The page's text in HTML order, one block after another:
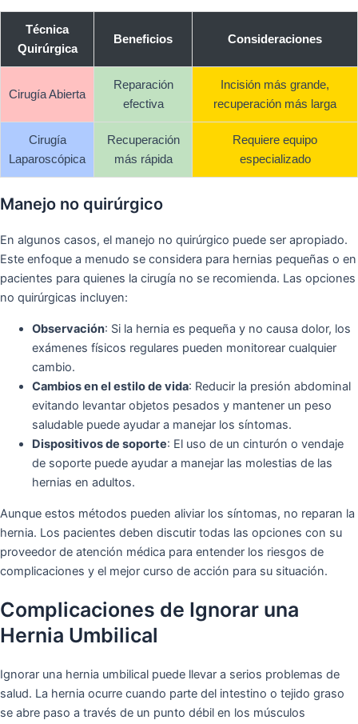
Técnica
Quirúrgica
Beneficios Consideraciones
Cirugía Abierta
Reparación
efectiva
Incisión más grande,
recuperación más larga
Cirugía
Laparoscópica
Recuperación
más rápida
Requiere equipo
especializado
Manejo no quirúrgico
En algunos casos, el manejo no quirúrgico puede ser apropiado.
Este enfoque a menudo se considera para hernias pequeñas o en
pacientes para quienes la cirugía no se recomienda. Las opciones
no quirúrgicas incluyen:
Observación: Si la hernia es pequeña y no causa dolor, los
exámenes físicos regulares pueden monitorear cualquier
cambio.
Cambios en el estilo de vida: Reducir la presión abdominal
evitando levantar objetos pesados y mantener un peso
saludable puede ayudar a manejar los síntomas.
Dispositivos de soporte: El uso de un cinturón o vendaje
de soporte puede ayudar a manejar las molestias de las
hernias en adultos.
Aunque estos métodos pueden aliviar los síntomas, no reparan la
hernia. Los pacientes deben discutir todas las opciones con su
proveedor de atención médica para entender los riesgos de
complicaciones y el mejor curso de acción para su situación.
Complicaciones de Ignorar una
Hernia Umbilical
Ignorar una hernia umbilical puede llevar a serios problemas de
salud. La hernia ocurre cuando parte del intestino o tejido graso
se abre paso a través de un punto débil en los músculos